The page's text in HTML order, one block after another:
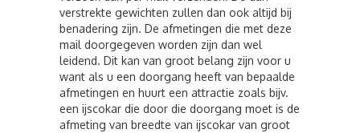
verstrekte gewichten zullen dan ook altijd bij
benadering zijn. De afmetingen die met deze
mail doorgegeven worden zijn dan wel
leidend. Dit kan van groot belang zijn voor u
want als u een doorgang heeft van bepaalde
afmetingen en huurt een attractie zoals bijv.
een ijscokar die door die doorgang moet is de
afmeting van breedte van ijscokar van groot